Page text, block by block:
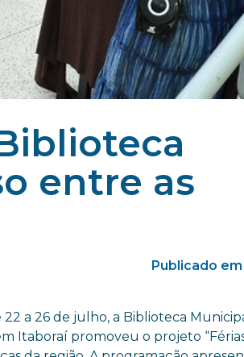
entre as
Publicado
22 a 26 de julho, a Biblioteca
Itaboraí promoveu o projeto